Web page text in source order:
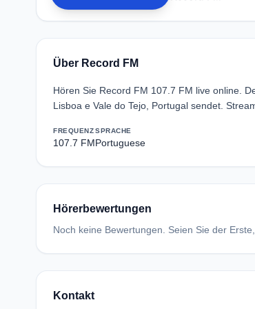
Über Record FM
Hören Sie Record FM 107.7 FM live online.
Lisboa e Vale do Tejo, Portugal sendet.
FREQUENZ
107.7 FM
SPRACHE
Portuguese
Hörerbewertungen
Noch keine Bewertungen. Seien Sie der
Kontakt